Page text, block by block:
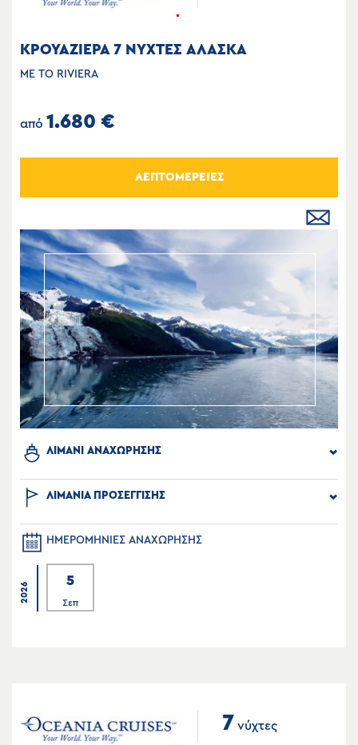
ΚΡΟΥΑΖΙΕΡΑ 7 ΝΥΧΤΕΣ ΑΛΑΣΚΑ
ΜΕ ΤΟ RIVIERA
από 1.680 €
ΛΕΠΤΟΜΕΡΕΙΕΣ
ΛΙΜΑΝΙ ΑΝΑΧΩΡΗΣΗΣ
ΛΙΜΑΝΙΑ ΠΡΟΣΕΓΓΙΣΗΣ
ΗΜΕΡΟΜΗΝΙΕΣ ΑΝΑΧΩΡΗΣΗΣ
2026
5
Σεπ
7 νύχτες